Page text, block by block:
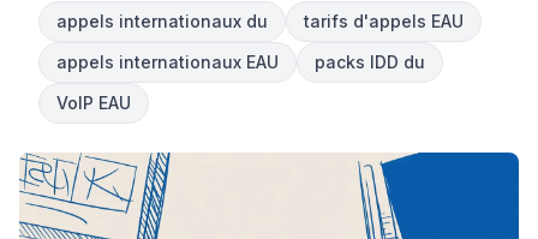
appels internationaux du
tarifs d'appels EAU
appels internationaux EAU
packs IDD du
VoIP EAU